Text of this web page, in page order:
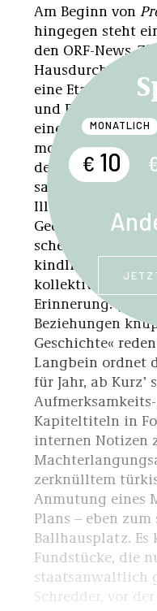
Am Beginn von
hingegen steht
den ORF-NewsZiB 2
eine Etappe
und Parteichef
einer
montiertem
deutschem TV-
sauberer
Illustration
Gedächtnis« –
scheint’s endlos
kindlichen
kollektiv
Erinnerung. (Von
Beziehungen
Geschichte«
Langbein ordnet
für Jahr, ab Kurz’
Kapiteltiteln in
internen Notizen
zerknülltem
Anmutung eines
Plans – eben
Ballhausplatz.
Fundstücke, die
staatsanwaltlich
Schredder, vor
MONATLICH
€ 10